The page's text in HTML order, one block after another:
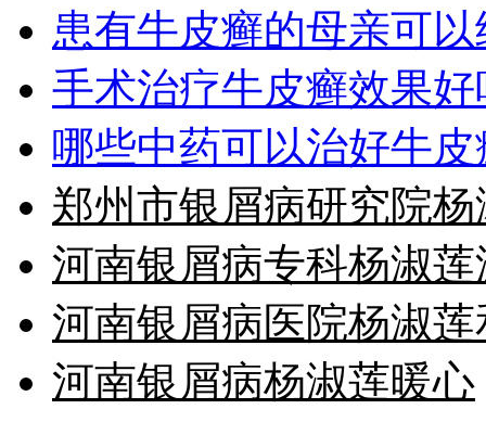
患有牛皮癣的母亲可
手术治疗牛皮癣效果好
哪些中药可以治好牛皮
郑州市银屑病研究院
河南银屑病专科杨淑莲
河南银屑病医院杨淑莲
河南银屑病杨淑莲暖心